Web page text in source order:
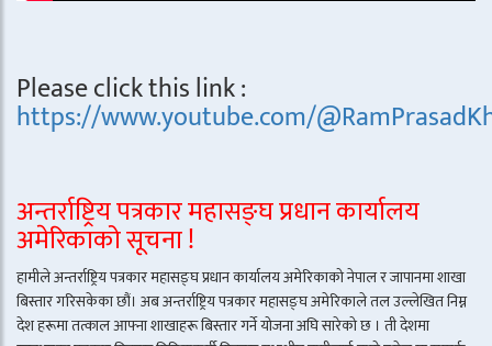
Please click this link :
https://www.youtube.com/
अन्तर्राष्ट्रिय पत्रकार महासङ्घ प्रधान कार्यालय
अमेरिकाको सूचना !
हामीले अन्तर्राष्ट्रिय पत्रकार महासङ्घ प्रधान कार्यालय अमेरिकाको नेपाल र जापानमा शाखा
बिस्तार गरिसकेका छौं। अब अन्तर्राष्ट्रिय पत्रकार महासङ्घ अमेरिकाले तल उल्लेखित निम्न
देश हरूमा तत्काल आफ्ना शाखाहरू बिस्तार गर्ने योजना अघि सारेको छ । ती देशमा